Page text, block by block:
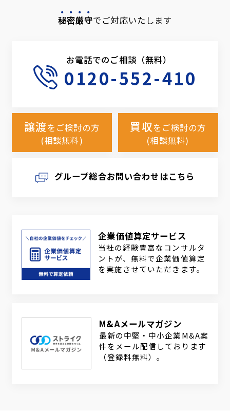
秘密厳守でご対応いたします
お電話でのご相談（無料）
0120-552-410
譲渡をご検討の方
(相談無料)
買収をご検討の方
(相談無料)
グループ総合お問い合わせはこちら
企業価値算定サービス
当社の経験豊富なコンサルタ
ントが、無料で企業価値算定
を実施させていただきます。
M&Aメールマガジン
最新の中堅・中小企業M&A案
件をメール配信しております
（登録料無料）。